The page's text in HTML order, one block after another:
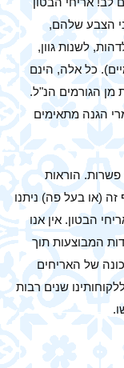
הצבע שלהם,
לשנות גוון,
כל אלה, הינם
מן הגורמים הנ"ל.
הגנה מתאימים
פשרות. הוראות
(או בעל פה) ניתנו
הבטון. אין אנו
המבוצעות תוך
של האריחים
שנים רבות